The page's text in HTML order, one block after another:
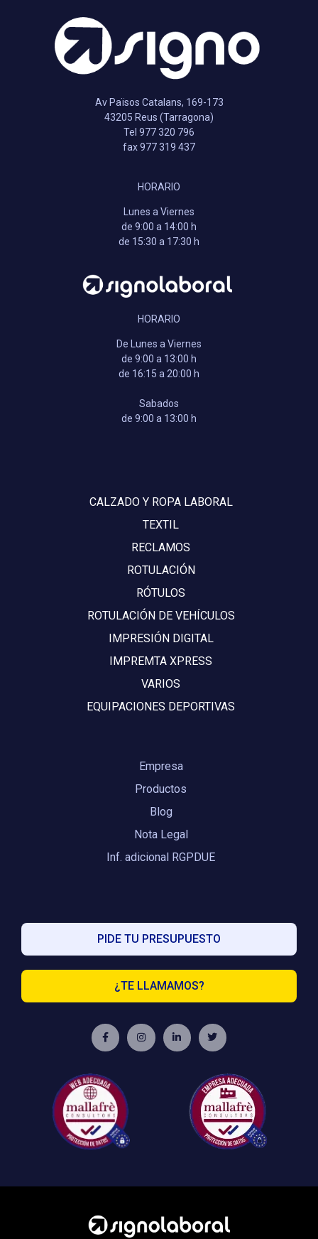
Av Països Catalans, 169-173
43205 Reus (Tarragona)
Tel 977 320 796
fax 977 319 437
HORARIO
Lunes a Viernes
de 9:00 a 14:00 h
de 15:30 a 17:30 h
HORARIO
De Lunes a Viernes
de 9:00 a 13:00 h
de 16:15 a 20:00 h
Sabados
de 9:00 a 13:00 h
CALZADO Y ROPA LABORAL
TEXTIL
RECLAMOS
ROTULACIÓN
RÓTULOS
ROTULACIÓN DE VEHÍCULOS
IMPRESIÓN DIGITAL
IMPREMTA XPRESS
VARIOS
EQUIPACIONES DEPORTIVAS
Empresa
Productos
Blog
Nota Legal
Inf. adicional RGPDUE
PIDE TU PRESUPUESTO
¿TE LLAMAMOS?